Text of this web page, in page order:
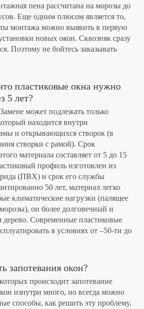
пена рассчитана на морозы до
Еще одним плюсом является то,
монтажа можно выявить в первую
новых окон. Сквозняк сразу
Поэтому не бойтесь заказывать
пластиковые окна нужно
5 лет?
может подлежать только
находится внутри
и открывающихся створок (в
створки с рамой). Срок
материала составляет от 5 до 15
профиль изготовлен из
(ПВХ) и срок его службы
50 лет, материал легко
климатические нагрузки (палящее
он более долговечный и
Современные пластиковые
в условиях от –50-ти до
запотевания окон?
происходит запотевание
изнутри много, но всегда можно
способы, как решить эту проблему.